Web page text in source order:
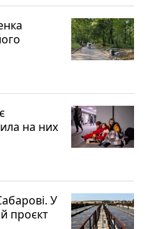
на них
У
проєкт